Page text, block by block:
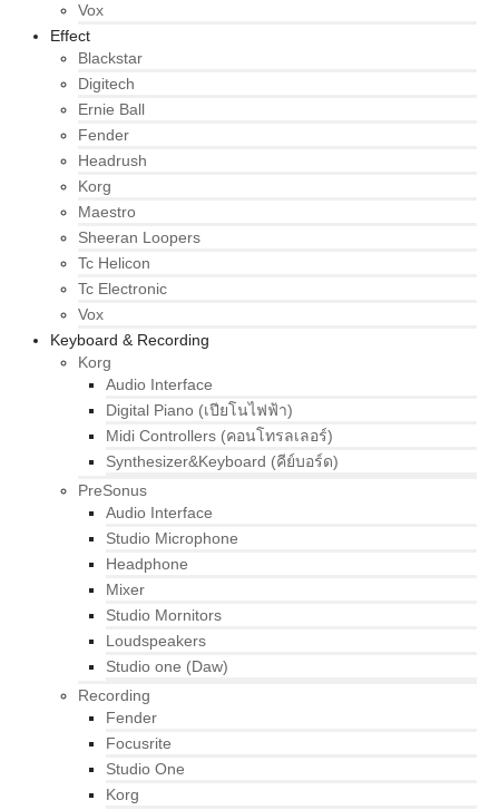
Vox
Effect
Blackstar
Digitech
Ernie Ball
Fender
Headrush
Korg
Maestro
Sheeran Loopers
Tc Helicon
Tc Electronic
Vox
Keyboard & Recording
Korg
Audio Interface
Digital Piano (เปียโนไฟฟ้า)
Midi Controllers (คอนโทรลเลอร์)
Synthesizer&Keyboard (คีย์บอร์ด)
PreSonus
Audio Interface
Studio Microphone
Headphone
Mixer
Studio Mornitors
Loudspeakers
Studio one (Daw)
Recording
Fender
Focusrite
Studio One
Korg